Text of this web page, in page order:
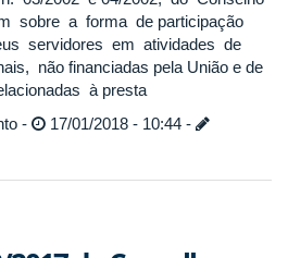
sobre a forma de participação
servidores em atividades de
não financiadas pela União e de
à presta
-
17/01/2018 - 10:44 -